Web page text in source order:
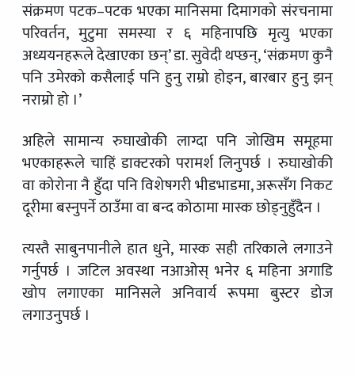
संक्रमण पटक–पटक भएका मानिसमा दिमागको संरचनामा
परिवर्तन, मुटुमा समस्या र ६ महिनापछि मृत्यु भएका
अध्ययनहरूले देखाएका छन्’ डा. सुवेदी थप्छन्, ‘संक्रमण कुनै
पनि उमेरको कसैलाई पनि हुनु राम्रो होइन, बारबार हुनु झन्
नराम्रो हो ।’
अहिले सामान्य रुघाखोकी लाग्दा पनि जोखिम समूहमा
भएकाहरूले चाहिं डाक्टरको परामर्श लिनुपर्छ । रुघाखोकी
वा कोरोना नै हुँदा पनि विशेषगरी भीडभाडमा, अरूसँग निकट
दूरीमा बस्नुपर्ने ठाउँमा वा बन्द कोठामा मास्क छोड्नुहुँदैन ।
त्यस्तै साबुनपानीले हात धुने, मास्क सही तरिकाले लगाउने
गर्नुपर्छ । जटिल अवस्था नआओस् भनेर ६ महिना अगाडि
खोप लगाएका मानिसले अनिवार्य रूपमा बुस्टर डोज
लगाउनुपर्छ ।